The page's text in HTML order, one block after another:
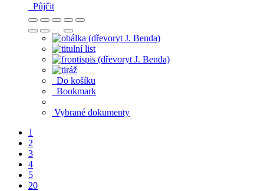
Půjčit
Do košíku
Bookmark
Vybrané dokumenty
1
2
3
4
5
20